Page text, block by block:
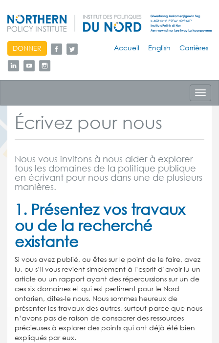
skip
to
content
DONNER Accueil English Carrières
Écrivez pour nous
Nous vous invitons à nous aider à explorer
tous les domaines de la politique publique
en écrivant pour nous dans une de plusieurs
manières.
1. Présentez vos travaux
ou de la recherché
existante
Si vous avez publié, ou êtes sur le point de le faire, avez
lu, ou s’il vous revient simplement à l’esprit d’avoir lu un
article ou un rapport ayant des répercussions sur un de
ces six domaines et qui est pertinent pour le Nord
ontarien, dites-le nous. Nous sommes heureux de
présenter les travaux des autres, surtout parce que nous
n’avons pas de raison de consacrer des ressources
précieuses à explorer des points qui ont déjà été bien
expliqués par eux.